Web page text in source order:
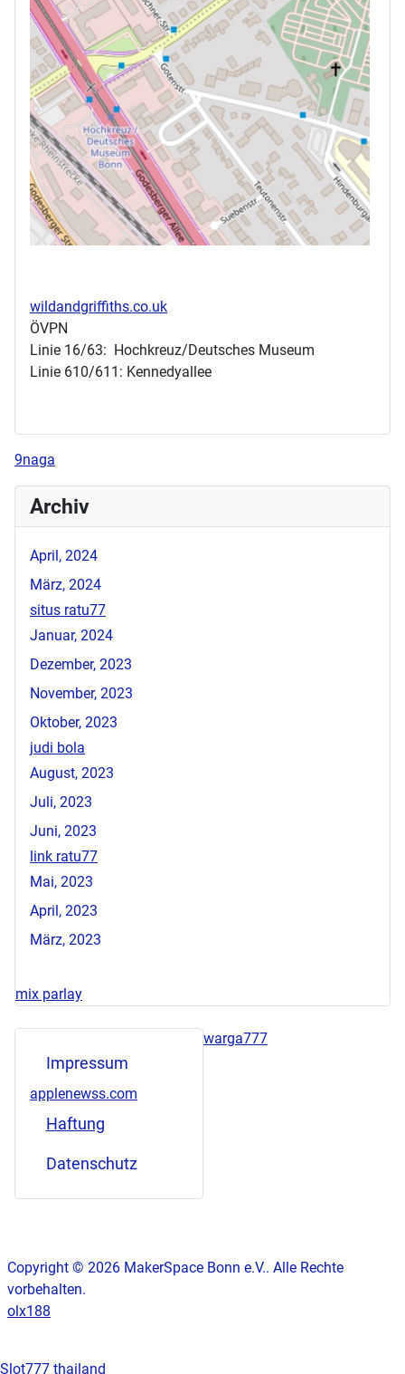
wildandgriffiths.co.uk
ÖVPN
Linie 16/63: Hochkreuz/Deutsches Museum
Linie 610/611: Kennedyallee
9naga
Archiv
April, 2024
März, 2024
situs ratu77
Januar, 2024
Dezember, 2023
November, 2023
Oktober, 2023
judi bola
August, 2023
Juli, 2023
Juni, 2023
link ratu77
Mai, 2023
April, 2023
März, 2023
mix parlay
Impressum
applenewss.com
Haftung
Datenschutz
warga777
Copyright © 2026 MakerSpace Bonn e.V.. Alle Rechte
vorbehalten.
olx188
Slot777 thailand